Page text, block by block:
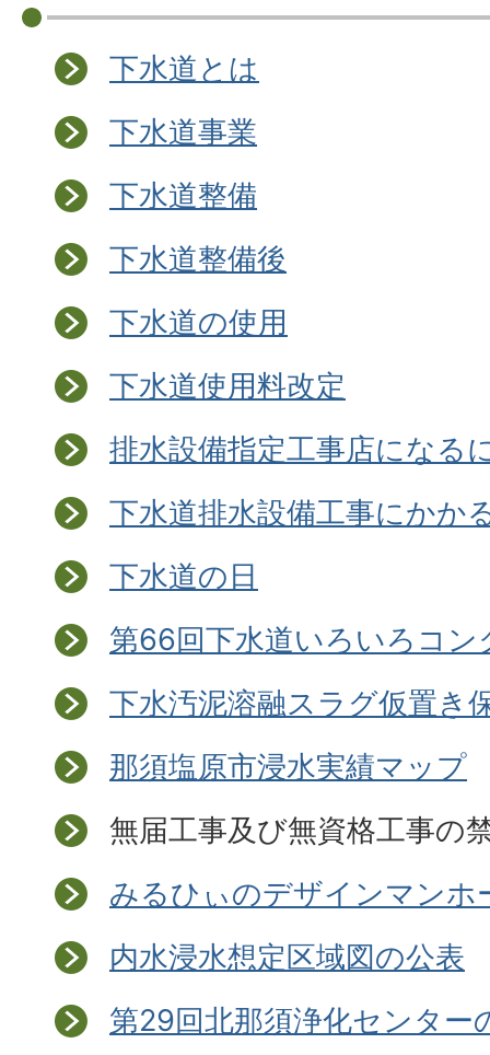
下水道とは
下水道事業
下水道整備
下水道整備後
下水道の使用
下水道使用料改定
排水設備指定工事店になる
下水道排水設備工事にかか
下水道の日
第66回下水道いろいろコン
下水汚泥溶融スラグ仮置き
那須塩原市浸水実績マップ
無届工事及び無資格工事の
みるひぃのデザインマンホ
内水浸水想定区域図の公表
第29回北那須浄化センター